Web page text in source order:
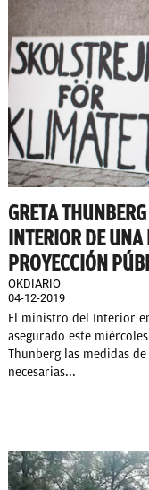
GRETA
INTERIOR DE
PROYECCIÓN
OKDIARIO
04-12-2019
El ministro del Interior
asegurado este
Thunberg las medidas
necesarias...